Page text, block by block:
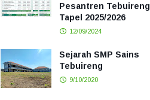
Pesantren Tebuireng
Tapel 2025/2026
12/09/2024
Sejarah SMP Sains
Tebuireng
9/10/2020